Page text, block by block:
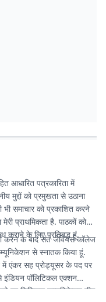
आधारित पत्रकारिता में
मुद्दों को प्रमुखता से उठाना
भी समाचार को प्रकाशित करने
प्राथमिकता है. पाठकों को
कराने के लिए प्रतिबद्ध हूं.
करने के बाद संत जेवियर्स कॉलेज
से स्नातक किया हूं.
एंकर सह प्रोड्यूसर के पद पर
पॉलिटिकल एक्शन
हुए डिजिटल कम्यूनिकेशन टीम